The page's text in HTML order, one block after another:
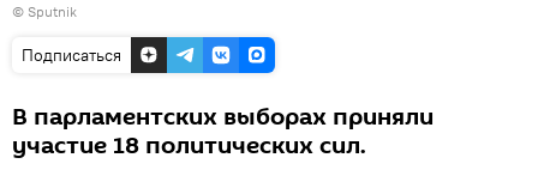
© Sputnik
Подписаться
В парламентских выборах приняли
участие 18 политических сил.